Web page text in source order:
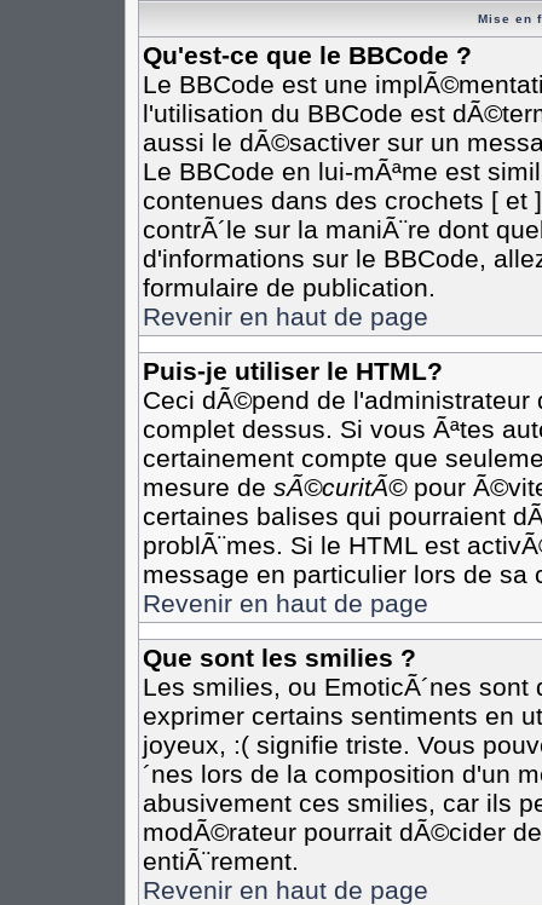
Mise en
Qu'est-ce que le BBCode ?
Le BBCode est une
l'utilisation du BBCode est
aussi le dÃ©sactiver sur un
Le BBCode en lui-mÃªme est
contenues dans des crochets [
contrÃ´le sur la maniÃ¨re dont
d'informations sur le BBCode,
formulaire de publication.
Revenir en haut de page
Puis-je utiliser le HTML?
Ceci dÃ©pend de l'administrateur
complet dessus. Si vous Ãªtes
certainement compte que
mesure de sÃ©curitÃ©pour
certaines balises qui pourraient
problÃ¨mes. Si le HTML est
message en particulier lors de sa
Revenir en haut de page
Que sont les smilies ?
Les smilies, ou EmoticÃ´nes
exprimer certains sentiments en
joyeux, :( signifie triste. Vous
´nes lors de la composition d'un
abusivement ces smilies, car ils
modÃ©rateur pourrait dÃ©cider
entiÃ¨rement.
Revenir en haut de page